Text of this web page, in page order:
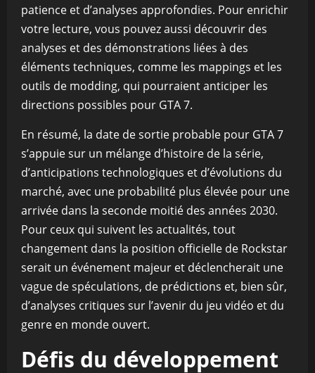
patience et d’analyses approfondies. Pour enrichir
votre lecture, vous pouvez aussi découvrir des
analyses et des démonstrations liées à des
éléments techniques, comme les mappings et les
outils de modding, qui pourraient anticiper les
directions possibles pour GTA 7.
En résumé, la date de sortie probable pour GTA 7
s’appuie sur un mélange d’histoire de la série,
d’anticipations technologiques et d’évolutions du
marché, avec une probabilité plus élevée pour une
arrivée dans la seconde moitié des années 2030.
Pour ceux qui suivent les actualités, tout
changement dans la position officielle de Rockstar
serait un événement majeur et déclencherait une
vague de spéculations, de prédictions et, bien sûr,
d’analyses critiques sur l’avenir du jeu vidéo et du
genre en monde ouvert.
Défis du développement